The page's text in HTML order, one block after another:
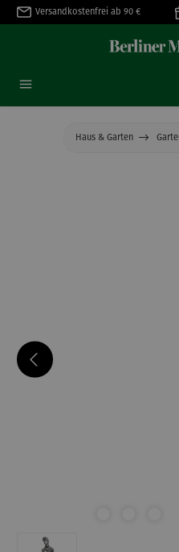
springen
Versandkostenfrei ab 90 €
Haus & Garten